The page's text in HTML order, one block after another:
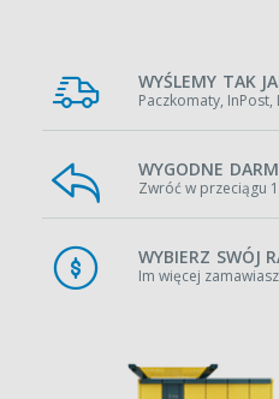
WYŚLEMY TAK
Paczkomaty, InPost,
WYGODNE
Zwróć w przeciągu
WYBIERZ SWÓJ
Im więcej